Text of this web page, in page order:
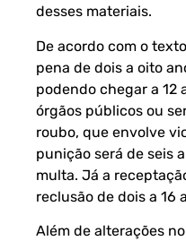
desses materiais.
De acordo com o
pena de dois a oito
podendo chegar a 12
órgãos públicos ou
roubo, que envolve
punição será de seis
multa. Já a
reclusão de dois a 16
Além de alterações